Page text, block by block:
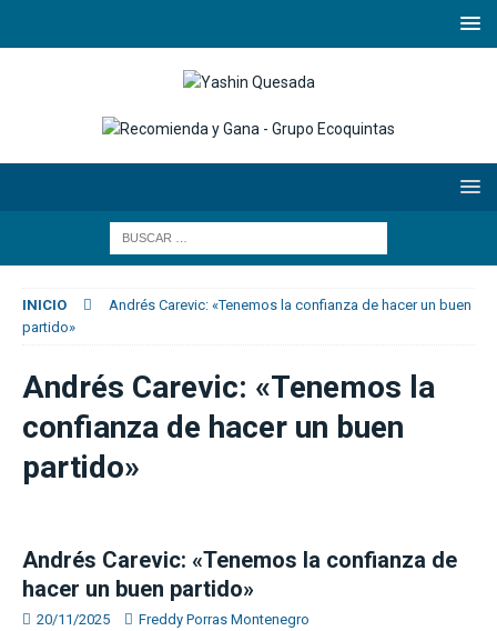
INICIO
Andrés Carevic: «Tenemos la confianza de hacer un buen
partido»
Andrés Carevic: «Tenemos la
confianza de hacer un buen
partido»
Andrés Carevic: «Tenemos la confianza de
hacer un buen partido»
20/11/2025 Freddy Porras Montenegro